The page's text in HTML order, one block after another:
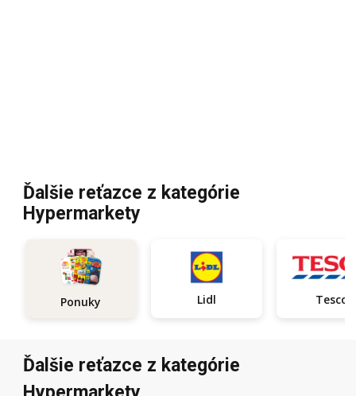
Ďalšie reťazce z kategórie
Hypermarkety
Ponuky Lidl Tesco
Ďalšie reťazce z kategórie